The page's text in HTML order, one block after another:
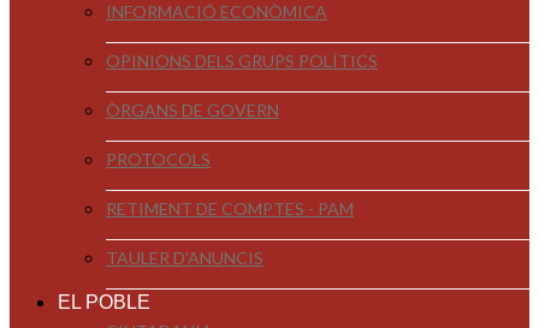
INFORMACIÓ ECONÒMICA
OPINIONS DELS GRUPS POLÍTICS
ÒRGANS DE GOVERN
PROTOCOLS
RETIMENT DE COMPTES - PAM
TAULER D'ANUNCIS
EL POBLE